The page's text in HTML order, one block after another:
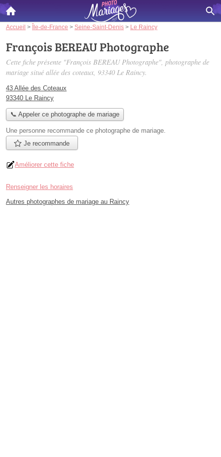
Accueil > Île-de-France > Seine-Saint-Denis > Le Raincy
François BEREAU Photographe
Cette fiche présente "François BEREAU Photographe", photographe de
mariage situé allée des coteaux, 93340 Le Raincy.
43 Allée des Coteaux
93340 Le Raincy
📞 Appeler ce photographe de mariage
Une personne recommande ce photographe de mariage.
Je recommande
Améliorer cette fiche
Renseigner les horaires
Autres photographes de mariage au Raincy